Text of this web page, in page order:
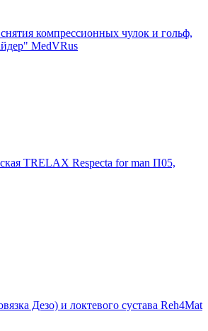
компрессионных чулок и гольф,
MedVRus
TRELAX Respecta for man П05,
Дезо) и локтевого сустава Reh4Mat